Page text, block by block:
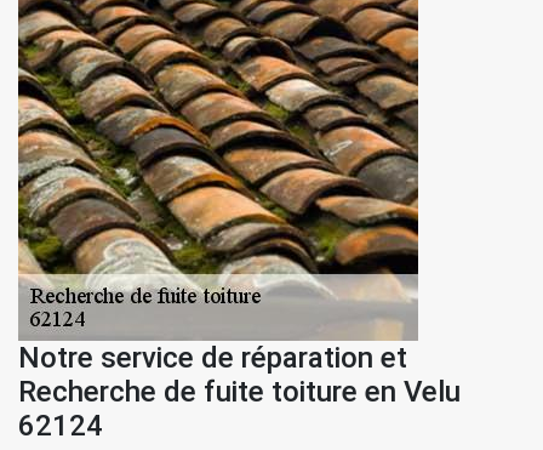
Notre service de réparation et
Recherche de fuite toiture en Velu
62124